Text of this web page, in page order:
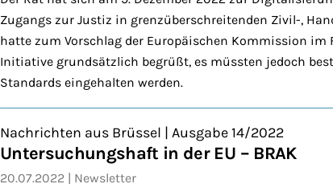
Zugangs zur Justiz in grenzüberschreitenden Zivil-,
hatte zum Vorschlag der Europäischen Kommission
Initiative grundsätzlich begrüßt, es müssten jedoch
Standards eingehalten werden.
Nachrichten aus Brüssel | Ausgabe 14/2022
Untersuchungshaft in der EU – BRAK
20.07.2022
Newsletter